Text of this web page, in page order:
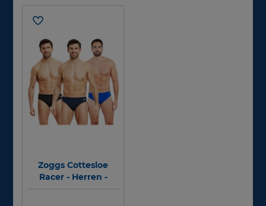
Zoggs Cottesloe
Racer - Herren -
Badehose